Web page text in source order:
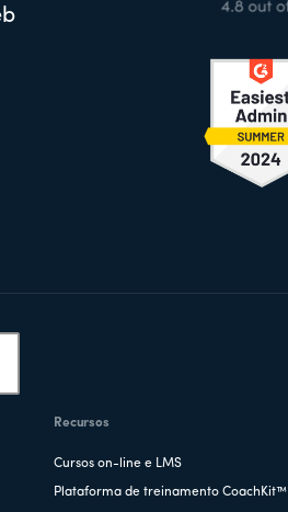
Recursos
Cursos on-line e LMS
Plataforma de treinamento CoachKit™